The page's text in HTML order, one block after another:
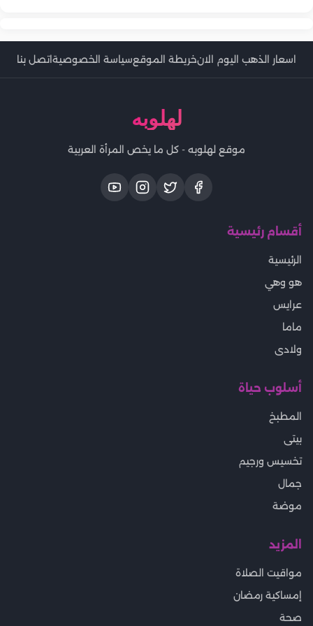
اسعار الذهب اليوم الانخريطة الموقعسياسة الخصوصيةاتصل بنا
لهلوبه
موقع لهلوبه - كل ما يخص المرأة العربية
أقسام رئيسية
الرئيسية
هو وهي
عرايس
ماما
ولادى
أسلوب حياة
المطبخ
بيتى
تخسيس ورجيم
جمال
موضة
المزيد
مواقيت الصلاة
إمساكية رمضان
صحة